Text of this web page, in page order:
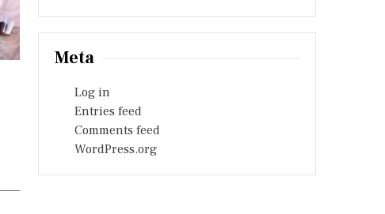
Meta
Log in
Entries feed
Comments feed
WordPress.org